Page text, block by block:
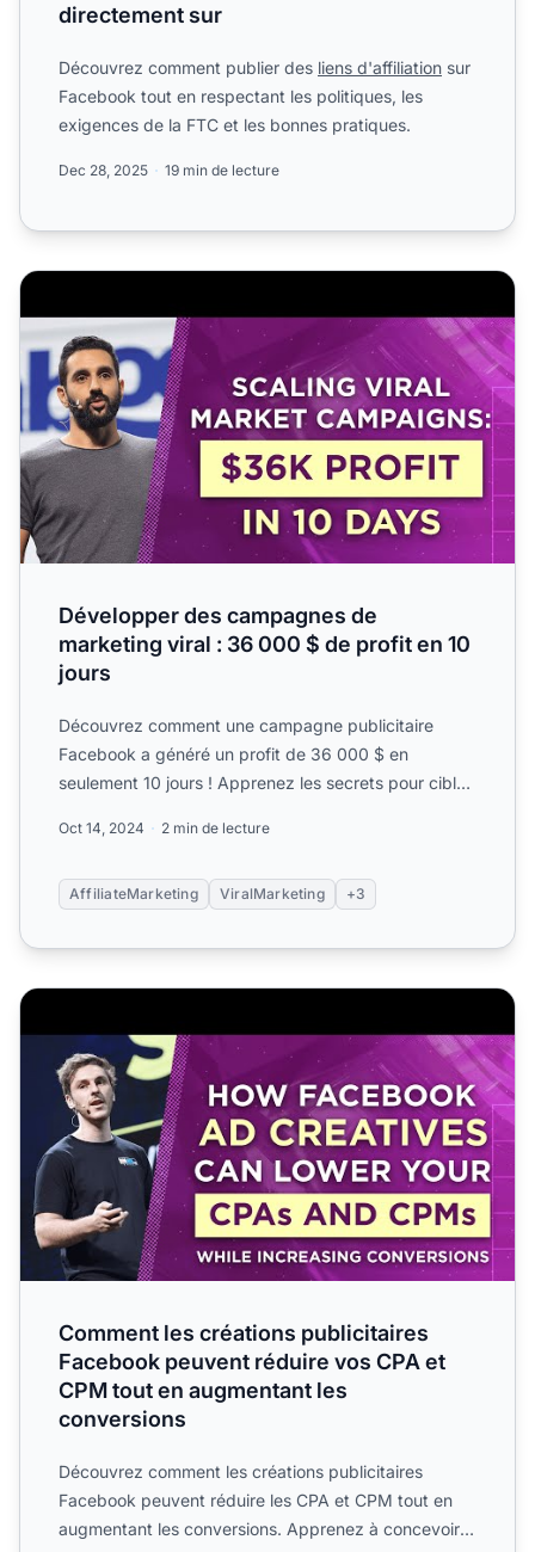
directement sur
Découvrez comment publier des liens d'affiliation sur
Facebook tout en respectant les politiques, les
exigences de la FTC et les bonnes pratiques.
Dec 28, 2025 19 min de lecture
Développer des campagnes de marketing viral : 36 000
Développer des campagnes de
marketing viral : 36 000 $ de profit en 10
jours
Découvrez comment une campagne publicitaire
Facebook a généré un profit de 36 000 $ en
seulement 10 jours ! Apprenez les secrets pour cibler
Oct 14, 2024 2 min de lecture
AffiliateMarketing ViralMarketing +3
Comment les créations publicitaires Facebook peuvent
Comment les créations publicitaires
Facebook peuvent réduire vos CPA et
CPM tout en augmentant les
conversions
Découvrez comment les créations publicitaires
Facebook peuvent réduire les CPA et CPM tout en
augmentant les conversions. Apprenez à concevoir